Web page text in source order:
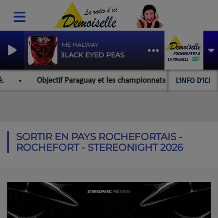
MEET ME HALWAY
THE BLACK EYED PEAS
L'INFO D'ICI
Objectif Paraguay et les championnats du monde
SORTIR EN PAYS ROCHEFORTAIS -
ROCHEFORT - STEREONIGHT 2026